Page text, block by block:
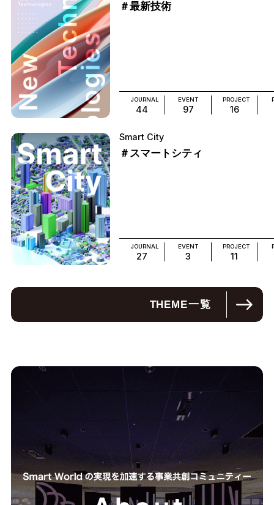
＃最新技術
JOURNAL
44
EVENT
97
PROJECT
16
Smart City
＃スマートシティ
JOURNAL
27
EVENT
3
PROJECT
11
THEME一覧